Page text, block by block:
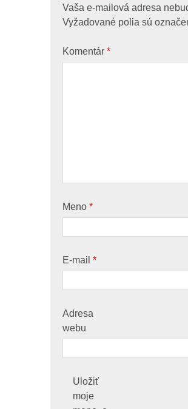
Vaša e-mailová adresa
Vyžadované polia sú
Komentár*
Meno*
E-mail*
Adresa
webu
Uložiť
moje